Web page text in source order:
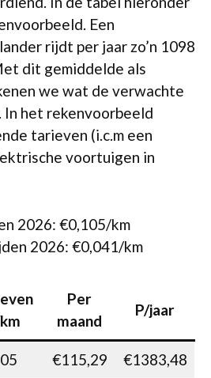
Een
rijdt per jaar zo’n 1098
dit gemiddelde als
we wat de verwachte
In het rekenvoorbeeld
tarieven (i.c.m een
voortuigen in
2026: €0,105/km
2026: €0,041/km
Per
maand
P/jaar
€115,29 €1383,48